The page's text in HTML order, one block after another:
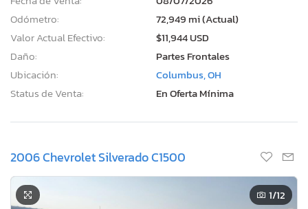
Odómetro:
72,949 mi (Actual)
Valor Actual Efectivo:
$11,944 USD
Daño:
Partes Frontales
Ubicación:
Columbus, OH
Status de Venta:
En Oferta Mínima
2006 Chevrolet Silverado C1500
1/12